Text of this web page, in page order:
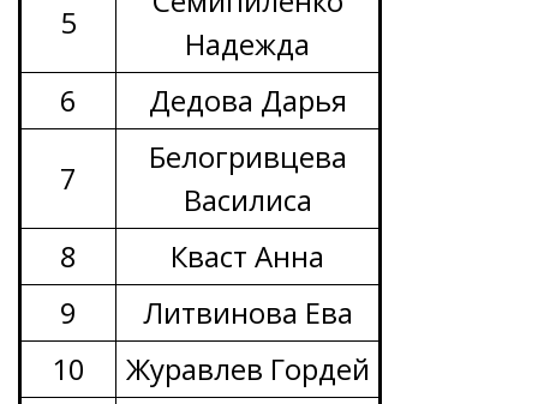
5
Надежда
6
Дедова Дарья
7
Белогривцева
Василиса
8
Кваст Анна
9
Литвинова Ева
10
Журавлев Гордей